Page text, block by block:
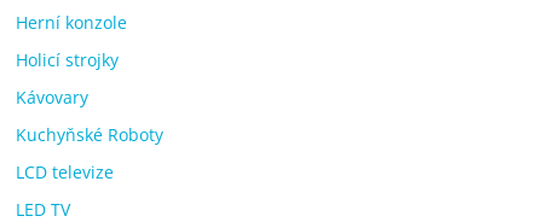
Herní konzole
Holicí strojky
Kávovary
Kuchyňské Roboty
LCD televize
LED TV